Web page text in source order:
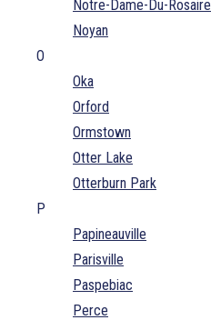
Notre-Dame-Du-Rosaire
Noyan
O
Oka
Orford
Ormstown
Otter Lake
Otterburn Park
P
Papineauville
Parisville
Paspebiac
Perce